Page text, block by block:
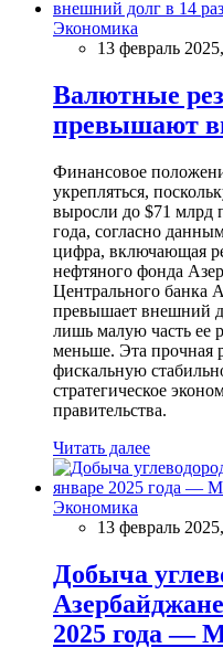
Экономика
13 февраль
Валютные
превышают
Финансовое
укрепляться,
выросли до $71 млрд
года, согласно
цифра, включающая
нефтяного фонда
Центрального банка
превышает внешний
лишь малую часть ее
меньше. Эта прочная
фискальную
стратегическое
правительства.
Читать далее
Экономика
13 февраль
Добыча
2025 года —